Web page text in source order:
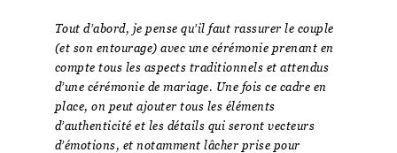
Tout d’abord, je pense qu’il faut rassurer le couple
(et son entourage) avec une cérémonie prenant en
compte tous les aspects traditionnels et attendus
d’une cérémonie de mariage. Une fois ce cadre en
place, on peut ajouter tous les éléments
d’authenticité et les détails qui seront vecteurs
d’émotions, et notamment lâcher prise pour